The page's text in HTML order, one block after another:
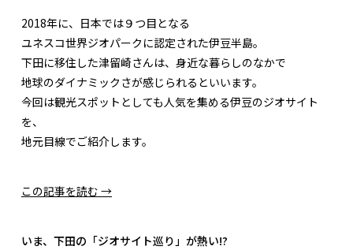
2018年に、日本では９つ目となる
ユネスコ世界ジオパークに認定された伊豆半島。
下田に移住した津留崎さんは、身近な暮らしのなかで
地球のダイナミックさが感じられるといいます。
今回は観光スポットとしても人気を集める伊豆のジオサイト
を、
地元目線でご紹介します。
この記事を読む →
いま、下田の「ジオサイト巡り」が熱い!?